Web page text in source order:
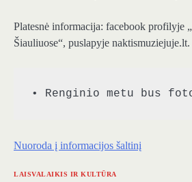
Platesnė informacija: facebook profilyje
Šiauliuose“, puslapyje naktismuziejuje.lt.
• Renginio metu bus
Nuoroda į informacijos šaltinį
LAISVALAIKIS IR KULTŪRA